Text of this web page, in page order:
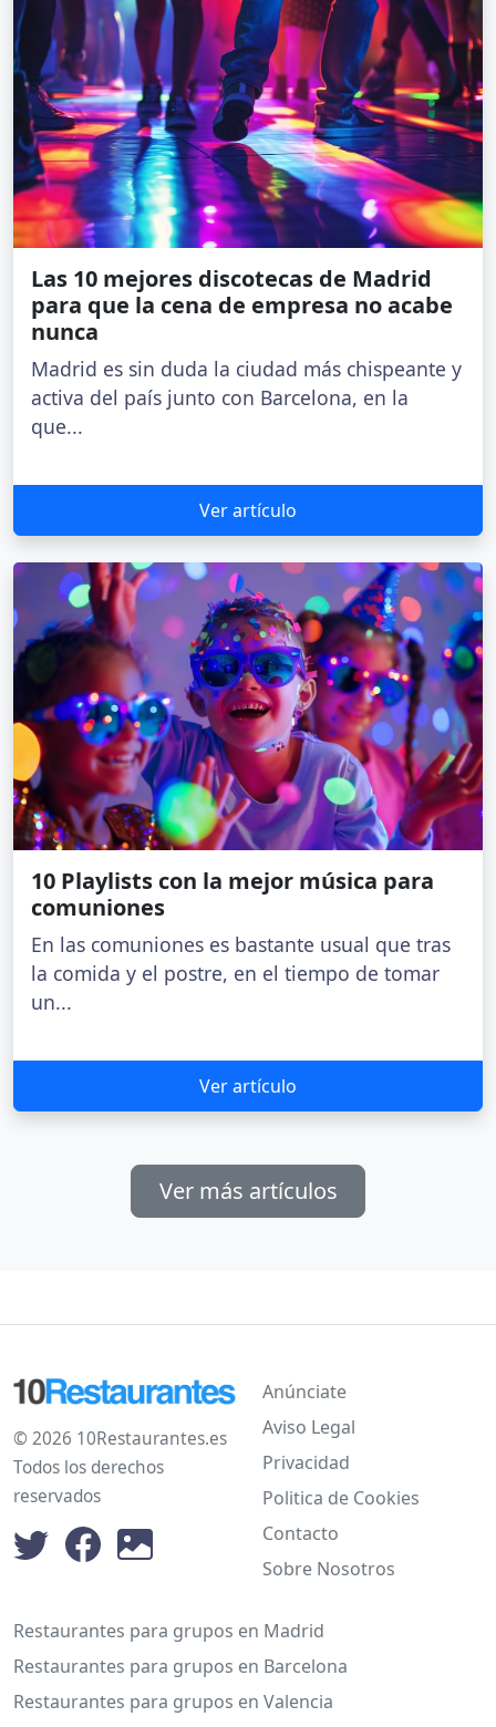
Las 10 mejores discotecas de Madrid
para que la cena de empresa no acabe
nunca
Madrid es sin duda la ciudad más chispeante y
activa del país junto con Barcelona, en la
que...
Ver artículo
10 Playlists con la mejor música para
comuniones
En las comuniones es bastante usual que tras
la comida y el postre, en el tiempo de tomar
un...
Ver artículo
Ver más artículos
© 2026 10Restaurantes.es
Todos los derechos
reservados
Anúnciate
Aviso Legal
Privacidad
Politica de Cookies
Contacto
Sobre Nosotros
Restaurantes para grupos en Madrid
Restaurantes para grupos en Barcelona
Restaurantes para grupos en Valencia